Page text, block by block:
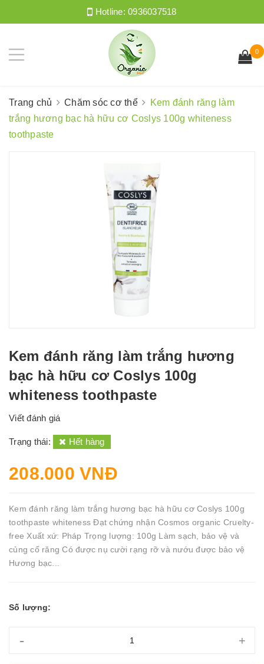
Hotline:0936037518
0
Trang chủ Chăm sóc cơ thể
Kem đánh răng làm
trắng hương bạc hà hữu cơ Coslys 100g whiteness
toothpaste
Kem đánh răng làm trắng hương
bạc hà hữu cơ Coslys 100g
whiteness toothpaste
Viết đánh giá
Trạng thái: Hết hàng
208.000 VNĐ
Kem đánh răng làm trắng hương bạc hà hữu cơ Coslys 100g
toothpaste whiteness Đạt chứng nhận Cosmos organic Cruelty-
free Xuất xứ: Pháp Trọng lượng: 100g Làm sạch, bảo vệ và
củng cố răng Có được nụ cười rạng rỡ và nướu được bảo vệ
Hương bạc...
Số lượng:
- +